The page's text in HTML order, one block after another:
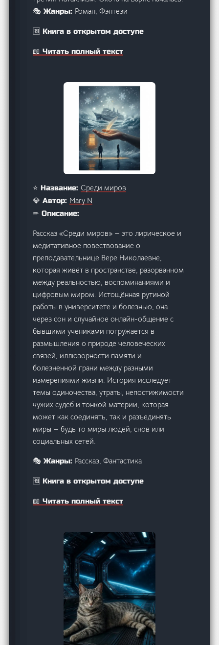
🎭 Жанры: Роман, Фэнтези
🆓 Книга в открытом доступе
📖 Читать полный текст
⭐ Название:Среди миров
💎 Автор: Mary N
✏ Описание:
Рассказ «Среди миров» — это лирическое и
медитативное повествование о
преподавательнице Вере Николаевне,
которая живёт в пространстве, разорванном
между реальностью, воспоминаниями и
цифровым миром. Истощённая рутиной
работы в университете и болезнью, она
через сон и случайное онлайн-общение с
бывшими учениками погружается в
размышления о природе человеческих
связей, иллюзорности памяти и
болезненной грани между разными
измерениями жизни. История исследует
темы одиночества, утраты, непостижимости
чужих судеб и тонкой материи, которая
может как соединять, так и разъединять
миры — будь то миры людей, снов или
социальных сетей.
🎭 Жанры: Рассказ, Фантастика
🆓 Книга в открытом доступе
📖 Читать полный текст